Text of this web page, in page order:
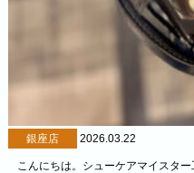
銀座店 2026.03.22
こんにちは。シューケアマイスタ